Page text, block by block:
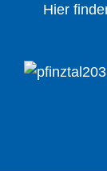
Hier